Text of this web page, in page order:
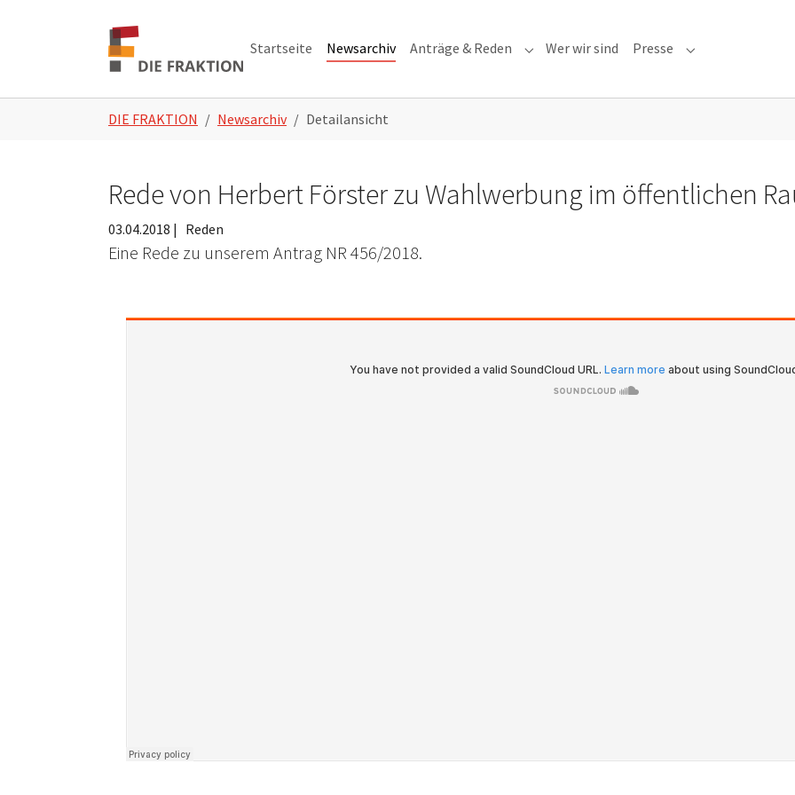
Startseite Newsarchiv Anträge & Reden Submenu for "Anträge & Reden"
Wer wir sind Presse Submenu for
DIE FRAKTION Newsarchiv Detailansicht
Rede von Herbert Förster zu Wahlwerbung im öffentlichen
03.04.2018 | Reden
Eine Rede zu unserem Antrag NR 456/2018.